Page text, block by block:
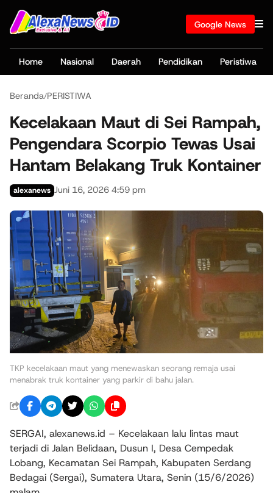
Google News
Home Nasional Daerah Pendidikan Peristiwa
Beranda/PERISTIWA
Kecelakaan Maut di Sei Rampah,
Pengendara Scorpio Tewas Usai
Hantam Belakang Truk Kontainer
alexanews Juni 16, 2026 4:59 pm
TKP kecelakaan maut yang menewaskan seorang remaja usai
menabrak truk kontainer yang parkir di bahu jalan.
SERGAI, alexanews.id – Kecelakaan lalu lintas maut
terjadi di Jalan Belidaan, Dusun I, Desa Cempedak
Lobang, Kecamatan Sei Rampah, Kabupaten Serdang
Bedagai (Sergai), Sumatera Utara, Senin (15/6/2026)